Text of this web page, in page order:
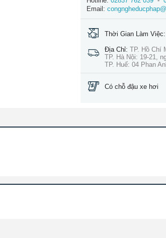
Email:
Thời Gian Làm Việc:
Địa Chỉ: TP. Hồ Chí
TP. Hà Nội: 19-21,
TP. Huế: 04 Phan
Có chỗ đậu xe hơi